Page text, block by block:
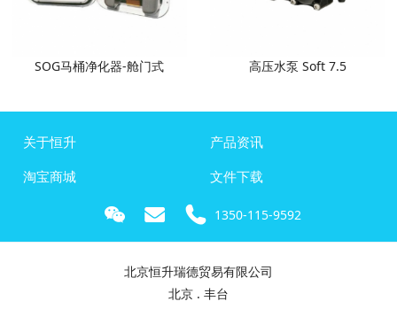
SOG马桶净化器-舱门式 高压水泵 Soft 7.5
关于恒升
产品资讯
淘宝商城
文件下载
1350-115-9592
北京恒升瑞德贸易有限公司
北京 . 丰台